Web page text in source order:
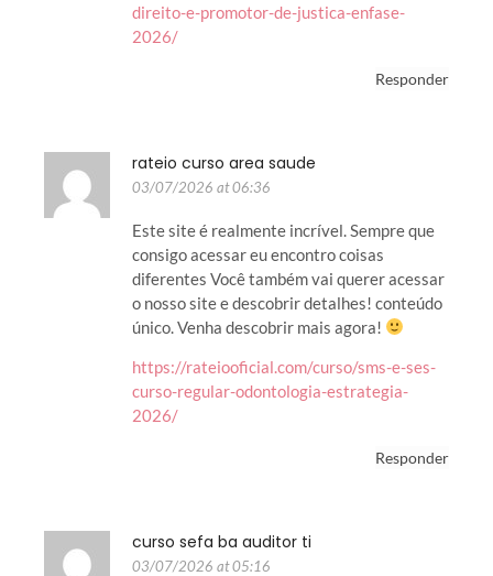
direito-e-promotor-de-justica-enfase-
2026/
Responder
rateio curso area saude
03/07/2026 at 06:36
Este site é realmente incrível. Sempre que
consigo acessar eu encontro coisas
diferentes Você também vai querer acessar
o nosso site e descobrir detalhes! conteúdo
único. Venha descobrir mais agora!
https://rateiooficial.com/curso/sms-e-ses-
curso-regular-odontologia-estrategia-
2026/
Responder
curso sefa ba auditor ti
03/07/2026 at 05:16